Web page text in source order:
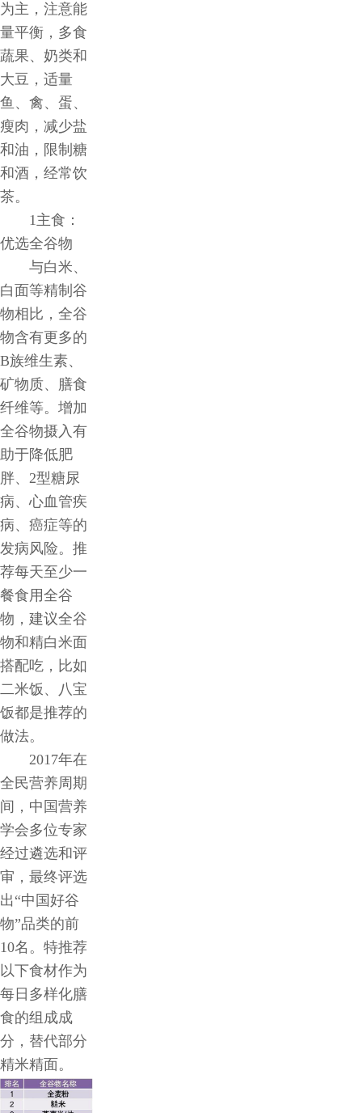
为主，注意能
量平衡，多食
蔬果、奶类和
大豆，适量
鱼、禽、蛋、
瘦肉，减少盐
和油，限制糖
和酒，经常饮
茶。
1主食：
优选全谷物
与白米、
白面等精制谷
物相比，全谷
物含有更多的
B族维生素、
矿物质、膳食
纤维等。增加
全谷物摄入有
助于降低肥
胖、2型糖尿
病、心血管疾
病、癌症等的
发病风险。推
荐每天至少一
餐食用全谷
物，建议全谷
物和精白米面
搭配吃，比如
二米饭、八宝
饭都是推荐的
做法。
2017年在
全民营养周期
间，中国营养
学会多位专家
经过遴选和评
审，最终评选
出“中国好谷
物”品类的前
10名。特推荐
以下食材作为
每日多样化膳
食的组成成
分，替代部分
精米精面。